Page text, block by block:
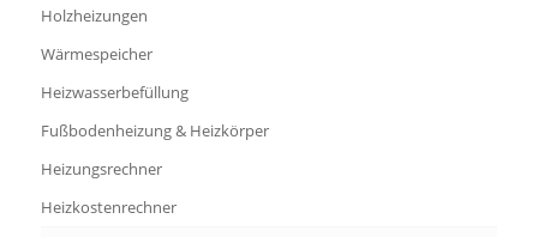
Holzheizungen
Wärmespeicher
Heizwasserbefüllung
Fußbodenheizung & Heizkörper
Heizungsrechner
Heizkostenrechner